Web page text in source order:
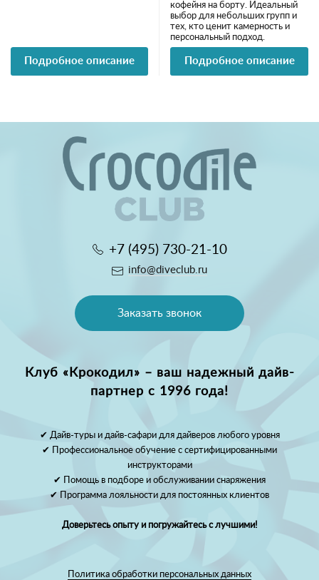
Подробное описание
кофейня на борту. Идеальный
выбор для небольших групп и
тех, кто ценит камерность и
персональный подход.
Подробное описание
+7 (495) 730-21-10
info@diveclub.ru
Заказать звонок
Клуб «Крокодил» – ваш надежный дайв-
партнер с 1996 года!
✔ Дайв-туры и дайв-сафари для дайверов любого уровня
✔ Профессиональное обучение с сертифицированными
инструкторами
✔ Помощь в подборе и обслуживании снаряжения
✔ Программа лояльности для постоянных клиентов
Доверьтесь опыту и погружайтесь с лучшими!
Политика обработки персональных данных